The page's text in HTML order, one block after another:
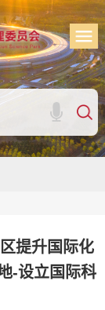
提升国际化
-设立国际科